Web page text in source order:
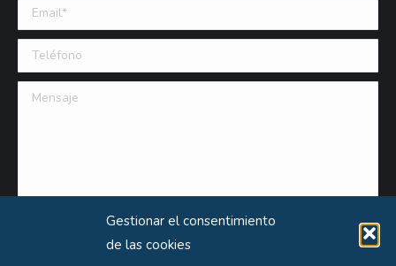
Gestionar el consentimiento
de las cookies
Email (requerido)
Teléfono
Mensaje